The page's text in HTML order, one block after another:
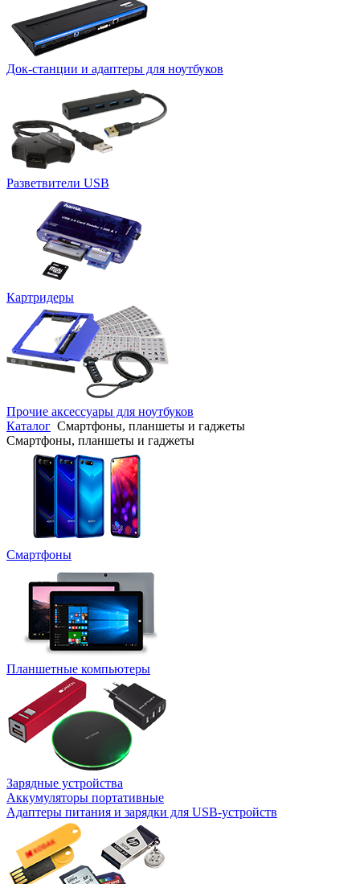
Док-станции и адаптеры для ноутбуков
Разветвители USB
Картридеры
Прочие аксессуары для ноутбуков
Каталог Смартфоны, планшеты и гаджеты
Смартфоны, планшеты и гаджеты
Смартфоны
Планшетные компьютеры
Зарядные устройства
Аккумуляторы портативные
Адаптеры питания и зарядки для USB-устройств